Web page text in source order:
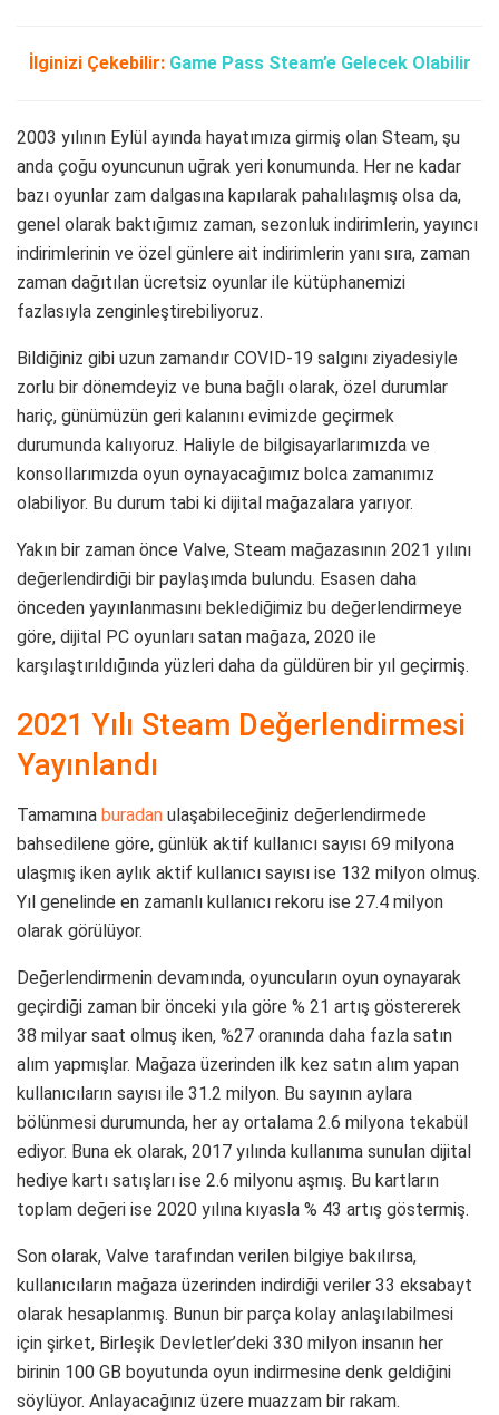
İlginizi Çekebilir: Game Pass Steam’e Gelecek Olabilir
2003 yılının Eylül ayında hayatımıza girmiş olan Steam, şu
anda çoğu oyuncunun uğrak yeri konumunda. Her ne kadar
bazı oyunlar zam dalgasına kapılarak pahalılaşmış olsa da,
genel olarak baktığımız zaman, sezonluk indirimlerin, yayıncı
indirimlerinin ve özel günlere ait indirimlerin yanı sıra, zaman
zaman dağıtılan ücretsiz oyunlar ile kütüphanemizi
fazlasıyla zenginleştirebiliyoruz.
Bildiğiniz gibi uzun zamandır COVID-19 salgını ziyadesiyle
zorlu bir dönemdeyiz ve buna bağlı olarak, özel durumlar
hariç, günümüzün geri kalanını evimizde geçirmek
durumunda kalıyoruz. Haliyle de bilgisayarlarımızda ve
konsollarımızda oyun oynayacağımız bolca zamanımız
olabiliyor. Bu durum tabi ki dijital mağazalara yarıyor.
Yakın bir zaman önce Valve, Steam mağazasının 2021 yılını
değerlendirdiği bir paylaşımda bulundu. Esasen daha
önceden yayınlanmasını beklediğimiz bu değerlendirmeye
göre, dijital PC oyunları satan mağaza, 2020 ile
karşılaştırıldığında yüzleri daha da güldüren bir yıl geçirmiş.
2021 Yılı Steam Değerlendirmesi
Yayınlandı
Tamamına buradan ulaşabileceğiniz değerlendirmede
bahsedilene göre, günlük aktif kullanıcı sayısı 69 milyona
ulaşmış iken aylık aktif kullanıcı sayısı ise 132 milyon olmuş.
Yıl genelinde en zamanlı kullanıcı rekoru ise 27.4 milyon
olarak görülüyor.
Değerlendirmenin devamında, oyuncuların oyun oynayarak
geçirdiği zaman bir önceki yıla göre % 21 artış göstererek
38 milyar saat olmuş iken, %27 oranında daha fazla satın
alım yapmışlar. Mağaza üzerinden ilk kez satın alım yapan
kullanıcıların sayısı ile 31.2 milyon. Bu sayının aylara
bölünmesi durumunda, her ay ortalama 2.6 milyona tekabül
ediyor. Buna ek olarak, 2017 yılında kullanıma sunulan dijital
hediye kartı satışları ise 2.6 milyonu aşmış. Bu kartların
toplam değeri ise 2020 yılına kıyasla % 43 artış göstermiş.
Son olarak, Valve tarafından verilen bilgiye bakılırsa,
kullanıcıların mağaza üzerinden indirdiği veriler 33 eksabayt
olarak hesaplanmış. Bunun bir parça kolay anlaşılabilmesi
için şirket, Birleşik Devletler’deki 330 milyon insanın her
birinin 100 GB boyutunda oyun indirmesine denk geldiğini
söylüyor. Anlayacağınız üzere muazzam bir rakam.